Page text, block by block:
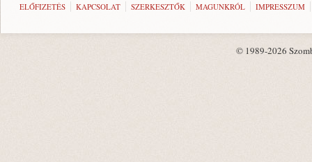
ELŐFIZETÉS KAPCSOLAT SZERKESZTŐK MAGUNKRÓL IMPRESSZUM
© 1989-2026